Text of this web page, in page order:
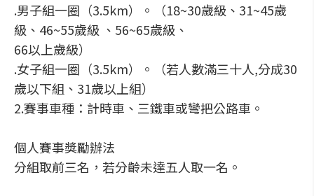
.男子組一圈（3.5km）。（18~30歲級、31~45歲
級、46~55歲級 、56~65歲級、
66以上歲級）
.女子組一圈（3.5km）。（若人數滿三十人,分成30
歲以下組、31歲以上組）
2.賽事車種：計時車、三鐵車或彎把公路車。
個人賽事獎勵辦法
分組取前三名，若分齡未達五人取一名。